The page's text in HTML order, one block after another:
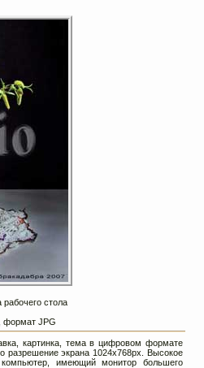
стола
формат JPG
картинка, тема в цифровом формате
экрана 1024х768px. Высокое
имеющий монитор большего